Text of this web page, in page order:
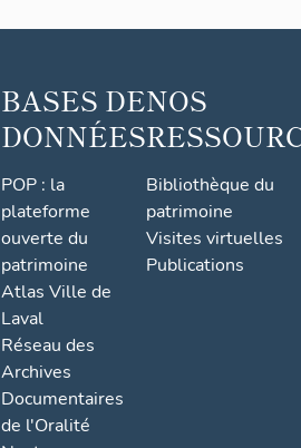
BASES DE
DONNÉES
POP : la
plateforme
ouverte du
patrimoine
Atlas Ville de
Laval
Réseau des
Archives
Documentaires
de l'Oralité
NOS
Bibliothèque du
patrimoine
Visites virtuelles
Publications